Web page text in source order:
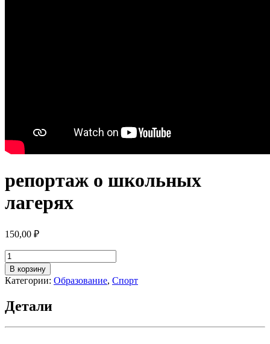
репортаж о школьных
лагерях
150,00 ₽
Количество
товара
репортаж
о
лагерях
В корзину
Категории: Образование, Спорт
Детали